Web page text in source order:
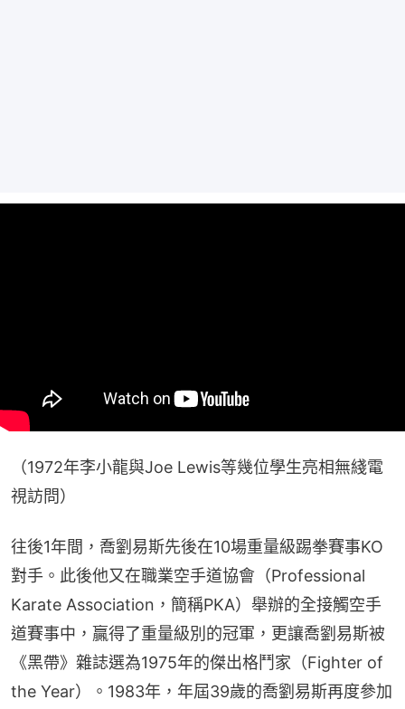
（1972年李小龍與Joe Lewis等幾位學生亮相無綫電
視訪問）
往後1年間，喬劉易斯先後在10場重量級踢拳賽事KO
對手。此後他又在職業空手道協會（Professional
Karate Association，簡稱PKA）舉辦的全接觸空手
道賽事中，贏得了重量級別的冠軍，更讓喬劉易斯被
《黑帶》雜誌選為1975年的傑出格鬥家（Fighter of
the Year）。1983年，年屆39歲的喬劉易斯再度參加